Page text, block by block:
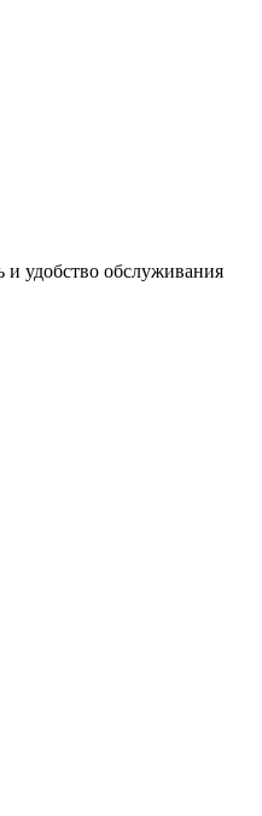
и удобство обслуживания